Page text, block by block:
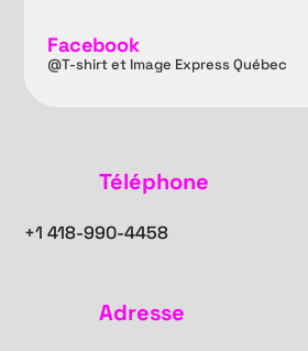
Facebook
@T-shirt et Image Express Québec
Téléphone
+1418-990-4458
Adresse